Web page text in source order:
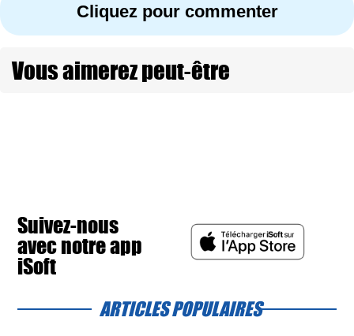
Cliquez pour commenter
Vous aimerez peut-être
Suivez-nous
avec notre app
iSoft
ARTICLES POPULAIRES